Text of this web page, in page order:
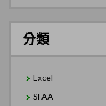
分類
Excel
SFAA